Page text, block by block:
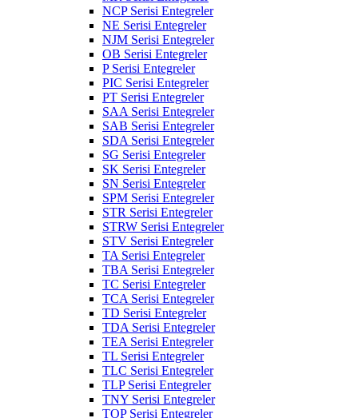
NCP Serisi Entegreler
NE Serisi Entegreler
NJM Serisi Entegreler
OB Serisi Entegreler
P Serisi Entegreler
PIC Serisi Entegreler
PT Serisi Entegreler
SAA Serisi Entegreler
SAB Serisi Entegreler
SDA Serisi Entegreler
SG Serisi Entegreler
SK Serisi Entegreler
SN Serisi Entegreler
SPM Serisi Entegreler
STR Serisi Entegreler
STRW Serisi Entegreler
STV Serisi Entegreler
TA Serisi Entegreler
TBA Serisi Entegreler
TC Serisi Entegreler
TCA Serisi Entegreler
TD Serisi Entegreler
TDA Serisi Entegreler
TEA Serisi Entegreler
TL Serisi Entegreler
TLC Serisi Entegreler
TLP Serisi Entegreler
TNY Serisi Entegreler
TOP Serisi Entegreler